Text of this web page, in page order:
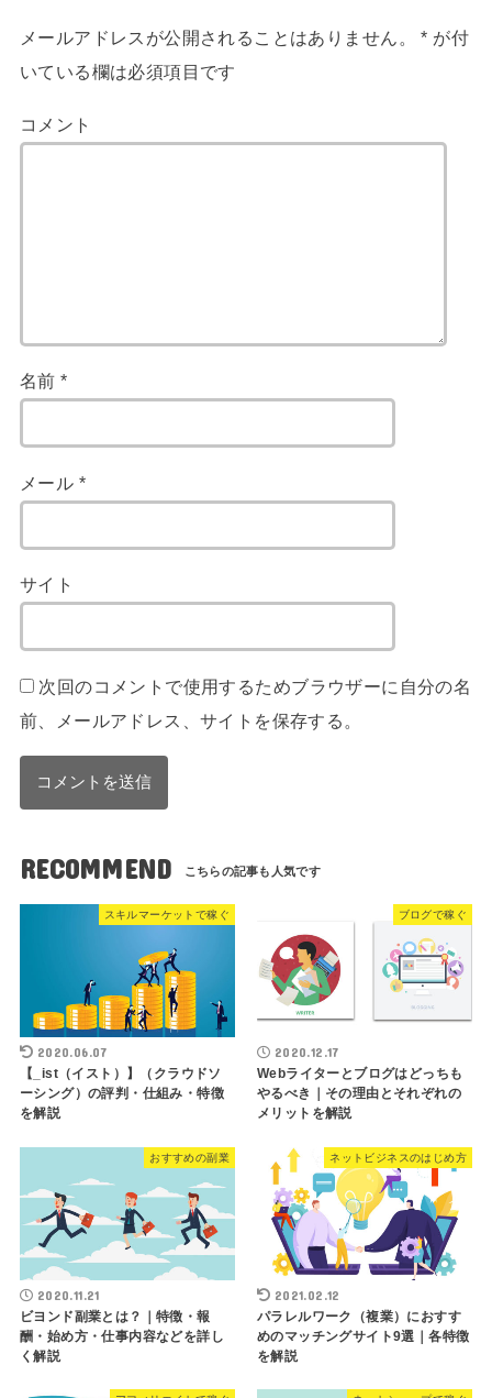
メールアドレスが公開されることはありません。 * が付
いている欄は必須項目です
コメント
名前*
メール *
サイト
次回のコメントで使用するためブラウザーに自分の名
前、メールアドレス、サイトを保存する。
RECOMMEND
スキルマーケットで稼ぐ
2020.06.07
【_ist（イスト）】（クラウドソ
ーシング）の評判・仕組み・特徴
を解説
ブログで稼ぐ
2020.12.17
Webライターとブログはどっちも
やるべき｜その理由とそれぞれの
メリットを解説
おすすめの副業
2020.11.21
ビヨンド副業とは？｜特徴・報
酬・始め方・仕事内容などを詳し
く解説
ネットビジネスのはじめ方
2021.02.12
パラレルワーク（複業）におすす
めのマッチングサイト9選｜各特徴
を解説